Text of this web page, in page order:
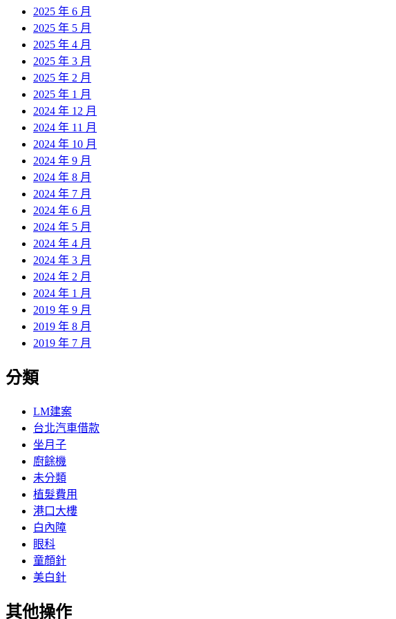
2025 年 6 月
2025 年 5 月
2025 年 4 月
2025 年 3 月
2025 年 2 月
2025 年 1 月
2024 年 12 月
2024 年 11 月
2024 年 10 月
2024 年 9 月
2024 年 8 月
2024 年 7 月
2024 年 6 月
2024 年 5 月
2024 年 4 月
2024 年 3 月
2024 年 2 月
2024 年 1 月
2019 年 9 月
2019 年 8 月
2019 年 7 月
分類
LM建案
台北汽車借款
坐月子
廚餘機
未分類
植髮費用
港口大樓
白內障
眼科
童顏針
美白針
其他操作